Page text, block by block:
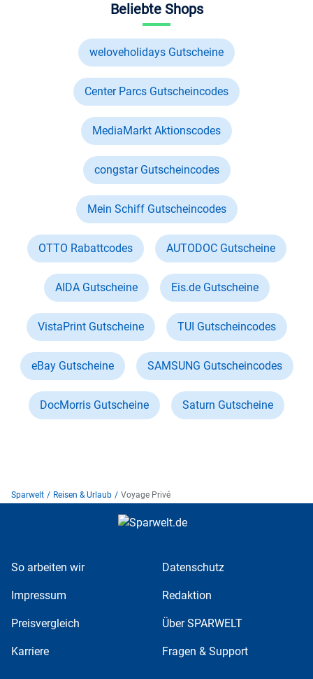
Beliebte Shops
weloveholidays Gutscheine
Center Parcs Gutscheincodes
MediaMarkt Aktionscodes
congstar Gutscheincodes
Mein Schiff Gutscheincodes
OTTO Rabattcodes AUTODOC Gutscheine
AIDA Gutscheine Eis.de Gutscheine
VistaPrint Gutscheine TUI Gutscheincodes
eBay Gutscheine SAMSUNG Gutscheincodes
DocMorris Gutscheine Saturn Gutscheine
Sparwelt / Reisen & Urlaub / Voyage Privé
So arbeiten wir Datenschutz
Impressum Redaktion
Preisvergleich Über SPARWELT
Karriere Fragen & Support